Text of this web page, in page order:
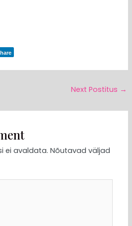
Next Postitus →
ei avaldata. Nõutavad väljad